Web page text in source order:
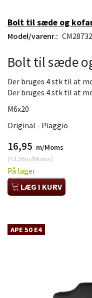
Bolt til sæde og
Model/varenr.:
Bolt til sæde
Der bruges 4 stk til at
Der bruges 4 stk til at
M6x20
Original - Piaggio
16,95 m/Moms
(13,56 u/Moms)
På lager
LÆG I KURV
APE 50 E4